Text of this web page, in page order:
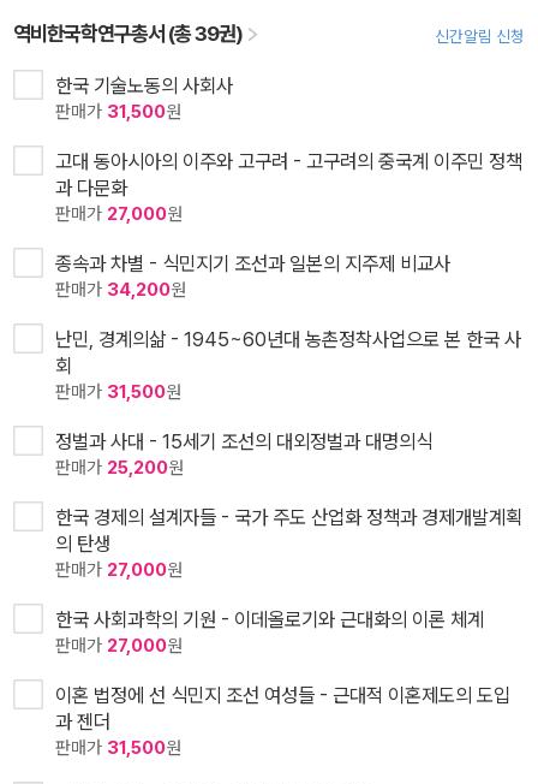
역비한국학연구총서 (총 39권) 신간알림 신청
한국 기술노동의 사회사
판매가 31,500원
고대 동아시아의 이주와 고구려 - 고구려의 중국계 이주민 정책
과 다문화
판매가 27,000원
종속과 차별 - 식민지기 조선과 일본의 지주제 비교사
판매가 34,200원
난민, 경계의삶 - 1945~60년대 농촌정착사업으로 본 한국 사
회
판매가 31,500원
정벌과 사대 - 15세기 조선의 대외정벌과 대명의식
판매가 25,200원
한국 경제의 설계자들 - 국가 주도 산업화 정책과 경제개발계획
의 탄생
판매가 27,000원
한국 사회과학의 기원 - 이데올로기와 근대화의 이론 체계
판매가 27,000원
이혼 법정에 선 식민지 조선 여성들 - 근대적 이혼제도의 도입
과 젠더
판매가 31,500원